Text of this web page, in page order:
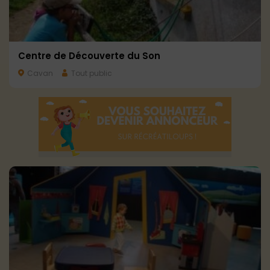
Centre de Découverte du Son
Cavan Tout public